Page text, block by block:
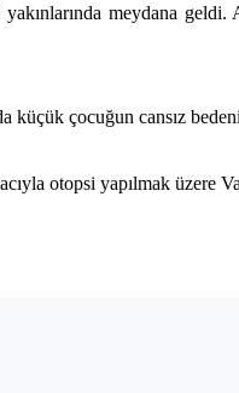
meydana
küçük çocuğun cansız
otopsi yapılmak üzere